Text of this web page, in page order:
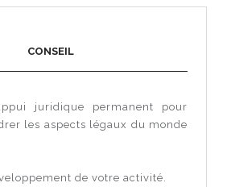
CONSEIL
juridique permanent pour
les aspects légaux du monde
de votre activité.